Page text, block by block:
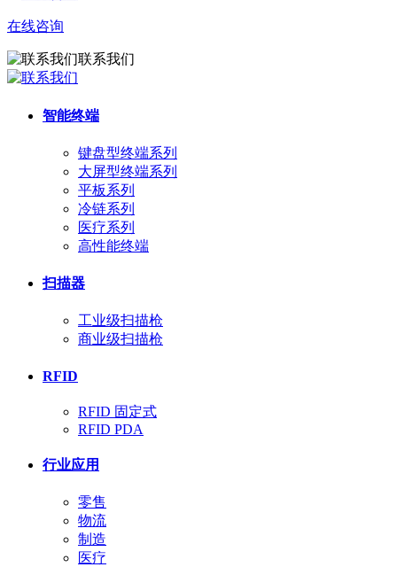
在线咨询
联系我们
智能终端
键盘型终端系列
大屏型终端系列
平板系列
冷链系列
医疗系列
高性能终端
扫描器
工业级扫描枪
商业级扫描枪
RFID
RFID 固定式
RFID PDA
行业应用
零售
物流
制造
医疗